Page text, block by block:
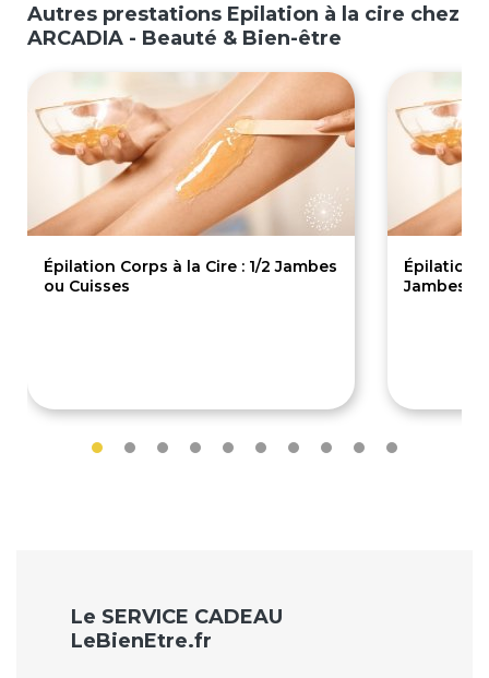
Autres prestations Epilation à la cire chez
ARCADIA - Beauté & Bien-être
Épilation Corps à la Cire : 1/2 Jambes
ou Cuisses
Épilation
Jambes
Le SERVICE CADEAU
LeBienEtre.fr